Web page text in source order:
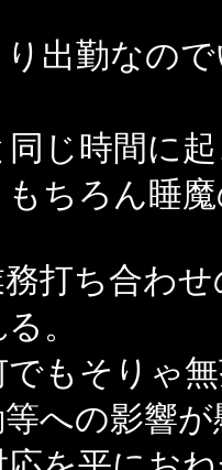
出勤なの
じ時間に
ちろん睡
打ち合わせ
。
もそりゃ
への影響が